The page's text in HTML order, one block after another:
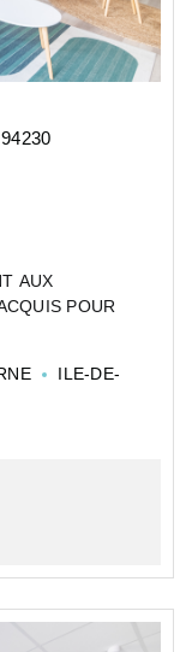
AUX
POUR
À CACHAN -
ILE-DE-